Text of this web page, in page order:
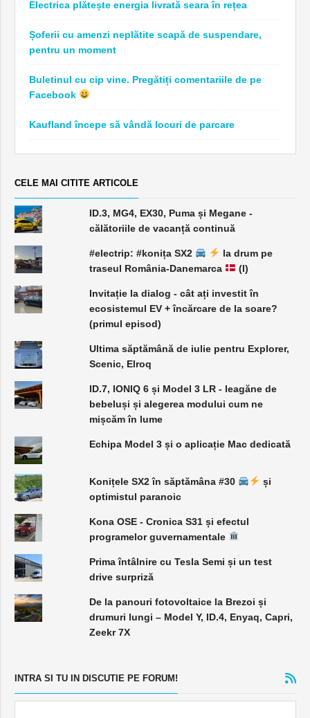
Electrica plătește energia livrată seara în rețea
Șoferii cu amenzi neplătite scapă de suspendare,
pentru un moment
Buletinul cu cip vine. Pregătiți comentariile de pe
Facebook
Kaufland începe să vândă locuri de parcare
CELE MAI CITITE ARTICOLE
ID.3, MG4, EX30, Puma și Megane -
călătoriile de vacanță continuă
#electrip: #konița SX2
la drum pe
traseul România-Danemarca
(I)
Invitație la dialog - cât ați investit în
ecosistemul EV + încărcare de la soare?
(primul episod)
Ultima săptămână de iulie pentru Explorer,
Scenic, Elroq
ID.7, IONIQ 6 și Model 3 LR - leagăne de
bebeluși și alegerea modului cum ne
mișcăm în lume
Echipa Model 3 și o aplicație Mac dedicată
Konițele SX2 în săptămâna #30
și
optimistul paranoic
Kona OSE - Cronica S31 și efectul
programelor guvernamentale
Prima întâlnire cu Tesla Semi și un test
drive surpriză
De la panouri fotovoltaice la Brezoi și
drumuri lungi – Model Y, ID.4, Enyaq, Capri,
Zeekr 7X
INTRA SI TU IN DISCUTIE PE FORUM!